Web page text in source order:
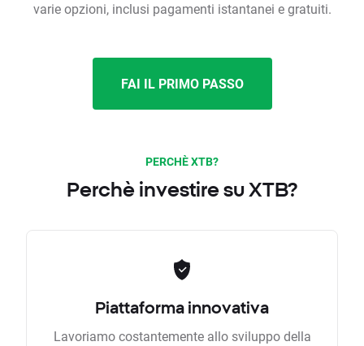
varie opzioni, inclusi pagamenti istantanei e gratuiti.
FAI IL PRIMO PASSO
PERCHÈ XTB?
Perchè investire su XTB?
Piattaforma innovativa
Lavoriamo costantemente allo sviluppo della